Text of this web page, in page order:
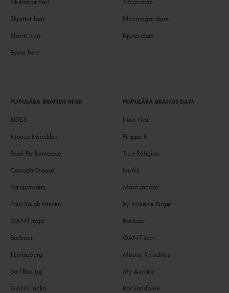
Skjortor herr
Shorts herr
Byxor herr
Klänningar dam
Kjolar dam
POPULÄRA BRANDS HERR
BOSS
Moose Knuckles
Peak Performance
Canada Goose
Parajumpers
Polo Ralph Lauren
GANT tröja
Barbour
J.Lindeberg
Sail Racing
GANT jacka
POPULÄRA BRANDS DAM
Neo Noir
Filippa K
True Religion
Inuikii
Marc Jacobs
by Malene Birger
Barbour
GANT skor
Moose Knuckles
My Aurora
Rockandblue